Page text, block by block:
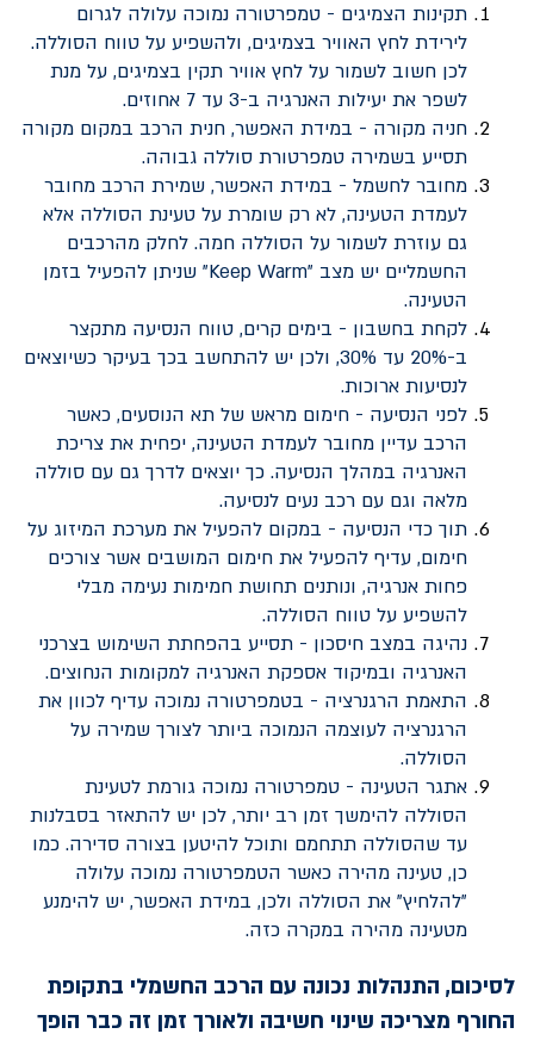
תקינות הצמיגים - טמפרטורה נמוכה עלולה לגרום
לירידת לחץ האוויר בצמיגים, ולהשפיע על טווח הסוללה.
לכן חשוב לשמור על לחץ אוויר תקין בצמיגים, על מנת
לשפר את יעילות האנרגיה ב-3 עד 7 אחוזים.
חניה מקורה - במידת האפשר, חנית הרכב במקום מקורה
תסייע בשמירה טמפרטורת סוללה גבוהה.
מחובר לחשמל - במידת האפשר, שמירת הרכב מחובר
לעמדת הטעינה, לא רק שומרת על טעינת הסוללה אלא
גם עוזרת לשמור על הסוללה חמה. לחלק מהרכבים
החשמליים יש מצב "Keep Warm" שניתן להפעיל בזמן
הטעינה.
לקחת בחשבון - בימים קרים, טווח הנסיעה מתקצר
ב-20% עד 30%, ולכן יש להתחשב בכך בעיקר כשיוצאים
לנסיעות ארוכות.
לפני הנסיעה - חימום מראש של תא הנוסעים, כאשר
הרכב עדיין מחובר לעמדת הטעינה, יפחית את צריכת
האנרגיה במהלך הנסיעה. כך יוצאים לדרך גם עם סוללה
מלאה וגם עם רכב נעים לנסיעה.
תוך כדי הנסיעה - במקום להפעיל את מערכת המיזוג על
חימום, עדיף להפעיל את חימום המושבים אשר צורכים
פחות אנרגיה, ונותנים תחושת חמימות נעימה מבלי
להשפיע על טווח הסוללה.
נהיגה במצב חיסכון - תסייע בהפחתת השימוש בצרכני
האנרגיה ובמיקוד אספקת האנרגיה למקומות הנחוצים.
התאמת הרגנרציה - בטמפרטורה נמוכה עדיף לכוון את
הרגנרציה לעוצמה הנמוכה ביותר לצורך שמירה על
הסוללה.
אתגר הטעינה - טמפרטורה נמוכה גורמת לטעינת
הסוללה להימשך זמן רב יותר, לכן יש להתאזר בסבלנות
עד שהסוללה תתחמם ותוכל להיטען בצורה סדירה. כמו
כן, טעינה מהירה כאשר הטמפרטורה נמוכה עלולה
"להלחיץ" את הסוללה ולכן, במידת האפשר, יש להימנע
מטעינה מהירה במקרה כזה.
לסיכום, התנהלות נכונה עם הרכב החשמלי בתקופת
החורף מצריכה שינוי חשיבה ולאורך זמן זה כבר הופך